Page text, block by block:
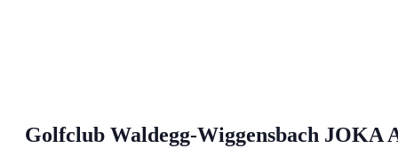
Golfclub Waldegg-Wiggensbach JOKA